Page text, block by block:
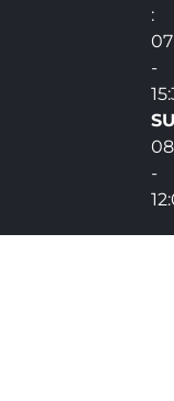
:
-
-